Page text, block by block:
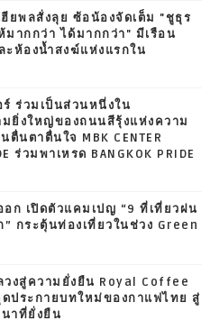
เฮียพลสั่งลุย ซ้อน้องจัดเต็ม "ชูธุร
มากกว่า ได้มากกว่า" มีเรือน
ะห้องน้ำสงฆ์แห่งแรกใน
ร์ ร่วมเป็นส่วนหนึ่งใน
ยิ่งใหญ่ของถนนสีรุ้งแห่งความ
นตาตื่นใจ MBK CENTER
ร่วมพาเหรด BANGKOK PRIDE
ก เปิดตัวแคมเปญ “9 ที่เที่ยวฝน
กระตุ้นท่องเที่ยวในช่วง Green
วงสู่ความยั่งยืน Royal Coffee
ดประกายบทใหม่ของกาแฟไทย สู่
าที่ยั่งยืน